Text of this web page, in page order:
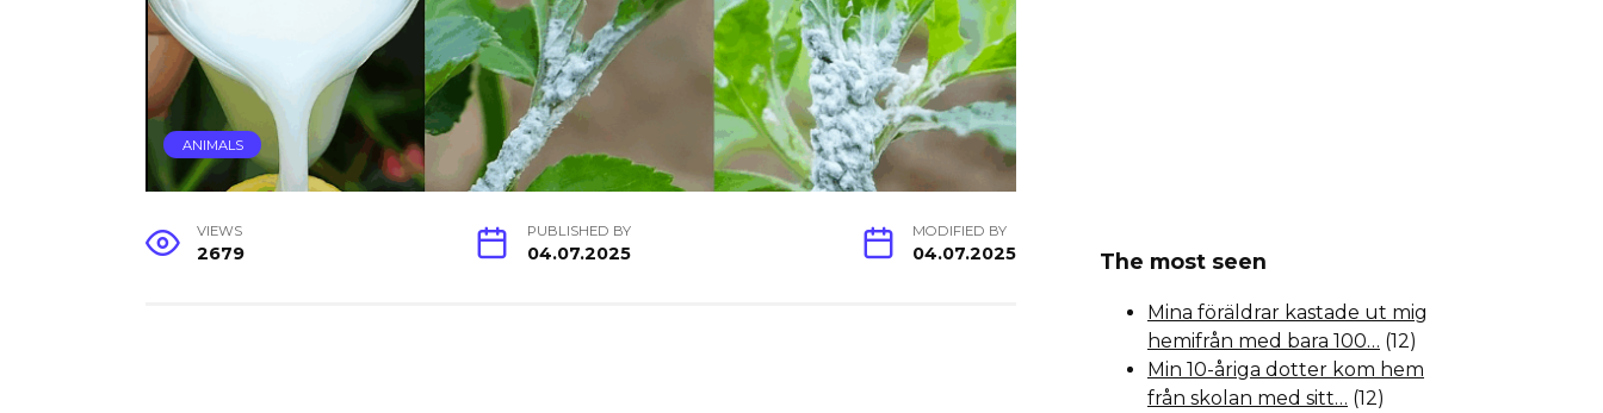
ANIMALS
VIEWS
2679
PUBLISHED BY
04.07.2025
MODIFIED BY
04.07.2025 The most seen
Mina föräldrar kastade ut mig
hemifrån med bara 100… (12)
Min 10-åriga dotter kom hem
från skolan med sitt… (12)